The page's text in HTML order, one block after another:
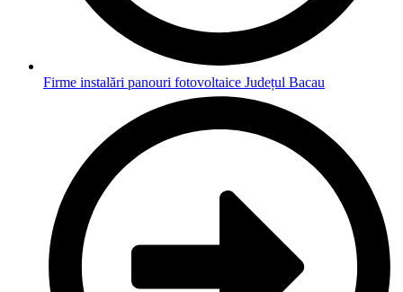
Firme instalări panouri fotovoltaice Județul Bacau